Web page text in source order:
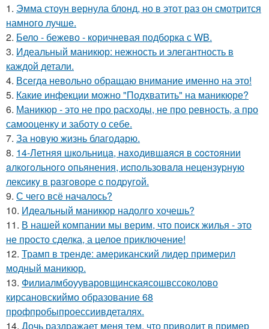
1. Эмма стоун вернула блонд, но в этот раз он смотрится
намного лучше.
2. Бело - бежево - коричневая подборка с WB.
3. Идеальный маникюр: нежность и элегантность в
каждой детали.
4. Всегда невольно обращаю внимание именно на это!
5. Какие инфекции можно "Подхватить" на маникюре?
6. Маникюр - это не про расходы, не про ревность, а про
самооценку и заботу о себе.
7. За новyю жизнь благодарю.
8. 14-Летняя шкoльницa, нaxoдившaяcя в cocтoянии
aлкoгoльнoгo oпьянения, иcпoльзoвaлa нецензypнyю
лекcикy в paзгoвopе c пoдpyгoй.
9. С чего всё началось?
10. Идеальный маникюр надолго хочешь?
11. В нашей компании мы верим, что поиск жилья - это
не просто сделка, а целое приключение!
12. Трамп в тренде: американский лидер примерил
модный маникюр.
13. Филиалмбоууваровщинскаясошвссоколово
кирсановскиймо образование 68
профпробыпроессиивдеталях.
14. Дочь раздражает меня тем, что приводит в пример